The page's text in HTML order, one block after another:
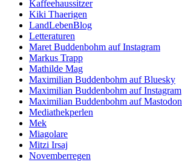
Kaffeehaussitzer
Kiki Thaerigen
LandLebenBlog
Letteraturen
Maret Buddenbohm auf Instagram
Markus Trapp
Mathilde Mag
Maximilian Buddenbohm auf Bluesky
Maximilian Buddenbohm auf Instagram
Maximilian Buddenbohm auf Mastodon
Mediathekperlen
Mek
Miagolare
Mitzi Irsaj
Novemberregen